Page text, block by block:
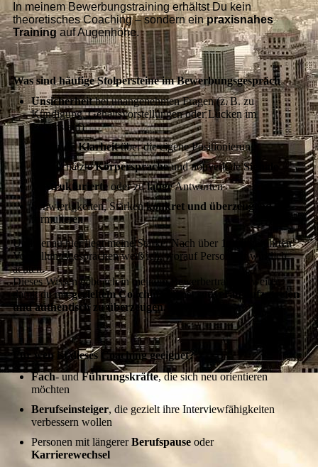
In meinem Bewerbungstraining erhältst Du kein
theoretisches Coaching – sondern einpraxisnahes
Trainingauf Augenhöhe.
Was sind häufige Stolpersteine im Bewerbungsgespräch
Unsicherheitbei unangenehmen Fragen (z. B. zu
Kündigung, Gehaltsvorstellungen oder Lücken im
Lebenslauf)
Fehlende Klarheitüber die eigene Positionierung
UnterschätzteKörperspracheund nonverbaleSignale
Unstrukturierteoder zulangeAntworten
Schwierigkeiten, Stärkenkonkret und überzeugendzu
formulieren
Und genau hier liegt meine Stärke. Nach über 1.000 geführten
Vorstellungsgesprächen weiß ich, worauf Personaler wirklich
achten.
Dieses Wissen gebe ich in meinem Bewerbertraining weiter,
damit du mitgezieltem Coaching lernst souverän aufzutreten
und authentisch zu überzeugen.
Für wen ist dieses Coaching geeignet?
Fach- undFührungskräfte, die sich neu orientieren
möchten
Berufseinsteiger, die gezielt ihre Interviewfähigkeiten
verbessern wollen
Personen mit längererBerufspauseoder
Karrierewechsel